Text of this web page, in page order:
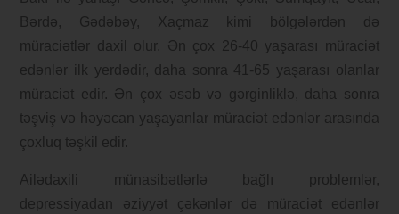
Bərdə, Gədəbəy, Xaçmaz kimi bölgələrdən də
müraciətlər daxil olur. Ən çox 26-40 yaşarası müraciət
edənlər ilk yerdədir, daha sonra 41-65 yaşarası olanlar
müraciət edir. Ən çox əsəb və gərginliklə, daha sonra
təşviş və həyəcan yaşayanlar müraciət edənlər arasında
çoxluq təşkil edir.
Ailədaxili münasibətlərlə bağlı problemlər,
depressiyadan əziyyət çəkənlər də müraciət edənlər